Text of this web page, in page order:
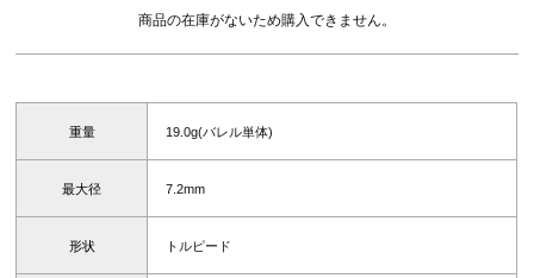
商品の在庫がないため購入できません。
重量 19.0g(バレル単体)
最大径 7.2mm
形状 トルピード